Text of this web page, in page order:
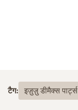
टैग: इज़ुज़ु डीमैक्स पार्ट्स